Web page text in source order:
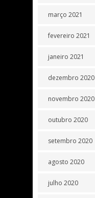
março 2021
fevereiro 2021
janeiro 2021
dezembro 2020
novembro 2020
outubro 2020
setembro 2020
agosto 2020
julho 2020